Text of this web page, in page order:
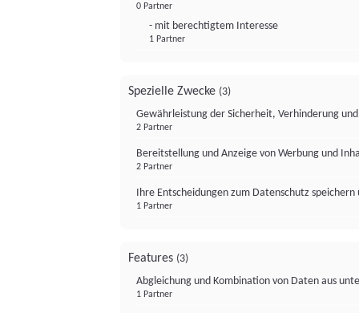
0 Partner
- mit berechtigtem Interesse
1 Partner
Spezielle Zwecke (3)
Gewährleistung der Sicherheit, Verhinderung
2 Partner
Bereitstellung und Anzeige von Werbung und
2 Partner
Ihre Entscheidungen zum Datenschutz
1 Partner
Features (3)
Abgleichung und Kombination von Daten aus
1 Partner